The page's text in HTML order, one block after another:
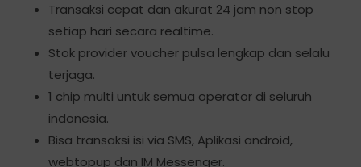
Transaksi cepat dan akurat 24 jam non stop
setiap hari secara realtime.
Stok provider voucher pulsa lengkap dan selalu
terjaga.
1 chip multi untuk semua operator di seluruh
indonesia.
Bisa transaksi isi via SMS, Aplikasi android,
webtopup dan IM Messenger.